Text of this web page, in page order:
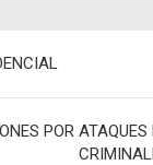
POR ATAQUES